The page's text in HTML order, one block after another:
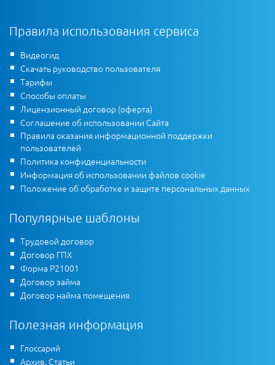
Правила использования сервиса
Видеогид
Скачать руководство пользователя
Тарифы
Способы оплаты
Лицензионный договор (оферта)
Соглашение об использовании Сайта
Правила оказания информационной поддержки
пользователей
Политика конфиденциальности
Информация об использовании файлов cookie
Положение об обработке и защите персональных данных
Популярные шаблоны
Трудовой договор
Договор ГПХ
Форма Р21001
Договор займа
Договор найма помещения
Полезная информация
Глоссарий
Архив. Статьи